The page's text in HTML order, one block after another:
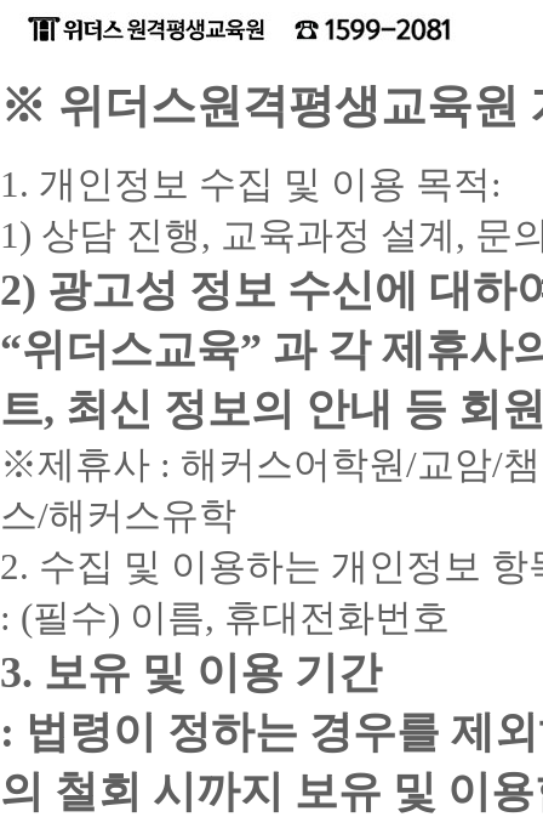
※ 위더스원격평생교육원
1. 개인정보 수집 및 이용 목적:
1) 상담 진행, 교육과정 설계, 문
2) 광고성 정보 수신에 대하
“위더스교육” 과 각 제휴사
트, 최신 정보의 안내 등 회
※제휴사 : 해커스어학원/교암/
스/해커스유학
2. 수집 및 이용하는 개인정보 항
: (필수) 이름, 휴대전화번호
3. 보유 및 이용 기간
: 법령이 정하는 경우를 제
의 철회 시까지 보유 및 이